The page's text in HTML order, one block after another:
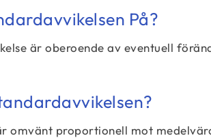
På?
är oberoende av eventuell
omvänt proportionell mot